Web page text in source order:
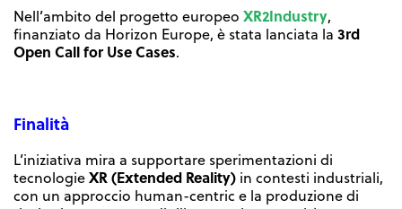
Nell’ambito del progetto europeo XR2Industry,
finanziato da Horizon Europe, è stata lanciata la 3rd
Open Call for Use Cases.
Finalità
L’iniziativa mira a supportare sperimentazioni di
tecnologieXR (Extended Reality) in contesti industriali,
con un approccio human-centric e la produzione di